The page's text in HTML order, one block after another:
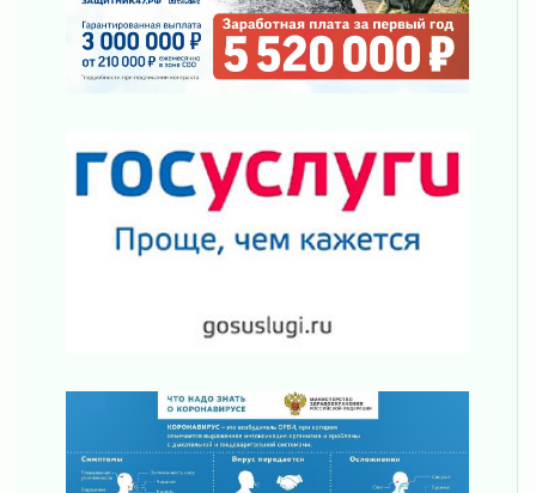
Генеральная репетиция векового юбилея
31 июля 2026
Давайте разберемся!
30 июля 2026
Круглую ригу в Гатчине отреставрируют в
2027 году
30 июля 2026
Лаголовская общеобразовательная школа
30 июля 2026
Ленобласть наводит порядок на дорогах и в
перевозках
30 июля 2026